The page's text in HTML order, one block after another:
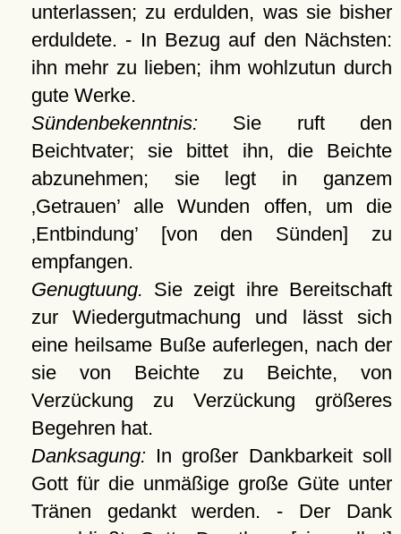
unterlassen; zu erdulden, was sie bisher
erduldete. - In Bezug auf den Nächsten:
ihn mehr zu lieben; ihm wohlzutun durch
gute Werke.
Sündenbekenntnis:Sie ruft den
Beichtvater; sie bittet ihn, die Beichte
abzunehmen; sie legt in ganzem
Getrauenalle Wunden offen, um die
Entbindung[von den Sünden] zu
empfangen.
Genugtuung. Sie zeigt ihre Bereitschaft
zur Wiedergutmachung und lässt sich
eine heilsame Buße auferlegen, nach der
sie von Beichte zu Beichte, von
Verzückung zu Verzückung größeres
Begehren hat.
Danksagung:In großer Dankbarkeit soll
Gott für die unmäßige große Güte unter
Tränen gedankt werden. - Der Dank